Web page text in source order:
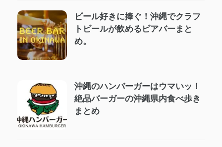
ビール好きに捧ぐ！沖縄でクラフ
トビールが飲めるビアバーまと
め。
沖縄のハンバーガーはウマいッ！
絶品バーガーの沖縄県内食べ歩き
まとめ